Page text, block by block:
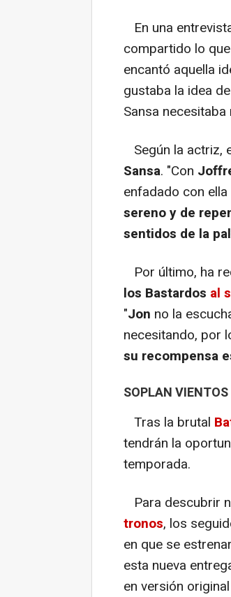
En una
compartido lo
encantó aquella
gustaba la idea
Sansa
Según la actriz,
Sansa. "Con
enfadado con
sereno y de
sentidos de la
Por último, ha
los Bastardos al
"Jon no la
necesitando, por
su recompensa
SOPLAN VIENTOS
Tras la brutal
tendrán la
temporada.
Para descubrir
tronos, los
en que se
esta nueva
en versión